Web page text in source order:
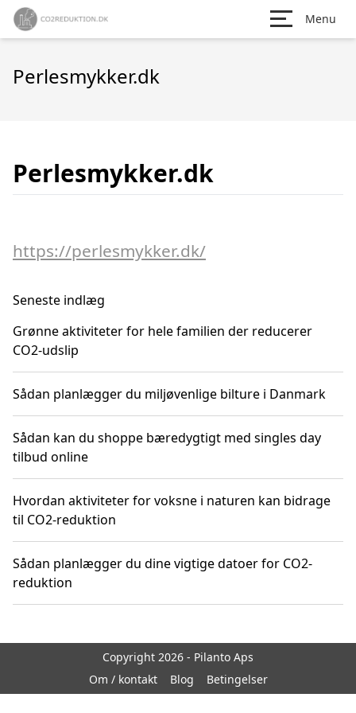
Menu
Perlesmykker.dk
Perlesmykker.dk
https://perlesmykker.dk/
Seneste indlæg
Grønne aktiviteter for hele familien der reducerer
CO2-udslip
Sådan planlægger du miljøvenlige bilture i Danmark
Sådan kan du shoppe bæredygtigt med singles day
tilbud online
Hvordan aktiviteter for voksne i naturen kan bidrage
til CO2-reduktion
Sådan planlægger du dine vigtige datoer for CO2-
reduktion
Copyright 2026 - Pilanto Aps
Om / kontakt
Blog Betingelser